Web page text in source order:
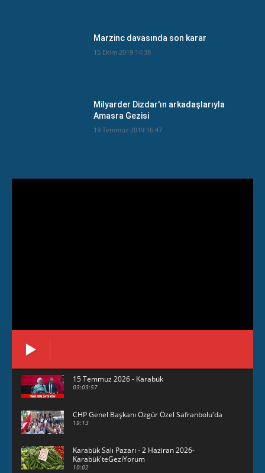
Marzinc davasında son karar
15 Ekim 2019 14:38
Milyarder Dizdar'ın arkadaşlarıyla
Amasra Gezisi
19 Temmuz 2019 16:47
15 Temmuz 2026 - Karabük
03:09:57
CHP Genel Başkanı Özgür Özel Safranbolu'da
19:13
Karabük Salı Pazarı - 2 Haziran 2026-
Karabük'teGeziYorum
10:02